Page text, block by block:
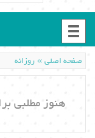
صفحه اصلی»روزانه
هنوز مطلبی